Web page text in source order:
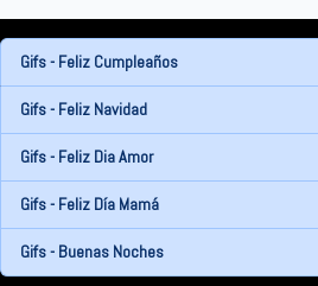
Gifs - Feliz Cumpleaños
Gifs - Feliz Navidad
Gifs - Feliz Dia Amor
Gifs - Feliz Día Mamá
Gifs - Buenas Noches